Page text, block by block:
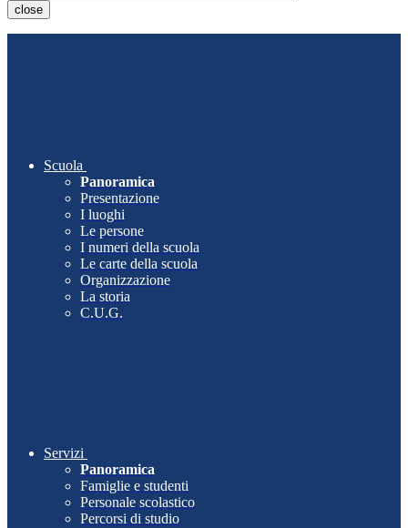
close
Scuola
Panoramica
Presentazione
I luoghi
Le persone
I numeri della scuola
Le carte della scuola
Organizzazione
La storia
C.U.G.
Servizi
Panoramica
Famiglie e studenti
Personale scolastico
Percorsi di studio